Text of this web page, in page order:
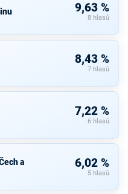
9,63 %
8 hlasů
8,43 %
7 hlasů
7,22 %
6 hlasů
a
6,02 %
5 hlasů